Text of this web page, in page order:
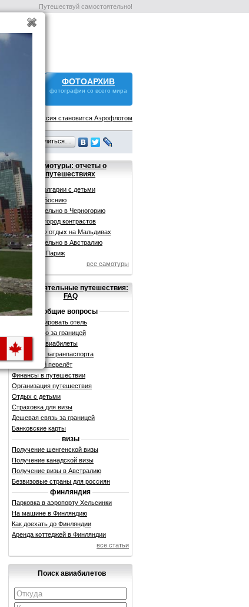
Путешествуй самостоятельно!
ФОТОАРХИВ
фотографии со всего мира
Россия становится Аэрофлотом
Поделиться…
Самотуры: отчеты о
путешествиях
Отдых в Болгарии с детьми
Поездка в Боснию
Самостоятельно в Черногорию
Стамбул - город контрастов
«Овощной» отдых на Мальдивах
Самостоятельно в Австралию
Самотур в Париж
все самотуры
Самостоятельные путешествия:
FAQ
общие вопросы
Как забронировать отель
Аренда авто за границей
Дешевые авиабилеты
Получение загранпаспорта
Бюджетный перелёт
Финансы в путешествии
Организация путешествия
Отдых с детьми
Страховка для визы
Дешевая связь за границей
Банковские карты
визы
Получение шенгенской визы
Получение канадской визы
Получение визы в Австралию
Безвизовые страны для россиян
финляндия
Парковка в аэропорту Хельсинки
На машине в Финляндию
Как доехать до Финляндии
Аренда коттеджей в Финляндии
все статьи
Поиск авиабилетов